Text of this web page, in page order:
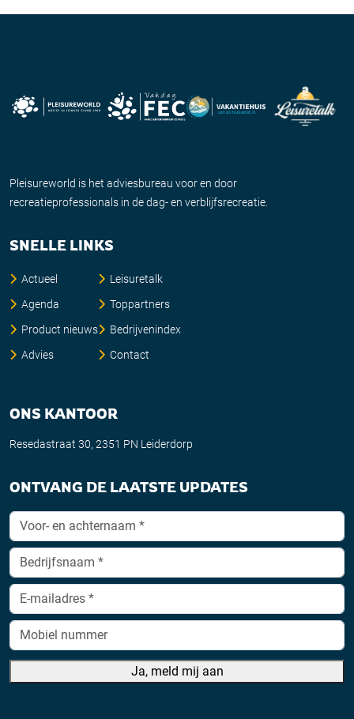
Pleisureworld is het adviesbureau voor en door
recreatieprofessionals in de dag- en verblijfsrecreatie.
SNELLE LINKS
Actueel
Agenda
Product nieuws
Advies
Leisuretalk
Toppartners
Bedrijvenindex
Contact
ONS KANTOOR
Resedastraat 30, 2351 PN Leiderdorp
ONTVANG DE LAATSTE UPDATES
Ja, meld mij aan